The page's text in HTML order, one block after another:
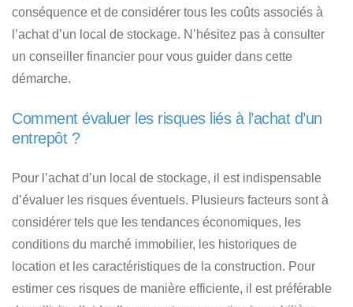
conséquence et de considérer tous les coûts associés à
l’achat d’un local de stockage. N’hésitez pas à consulter
un conseiller financier pour vous guider dans cette
démarche.
Comment évaluer les risques liés à l’achat d’un
entrepôt ?
Pour l’achat d’un local de stockage, il est indispensable
d’évaluer les risques éventuels. Plusieurs facteurs sont à
considérer tels que les tendances économiques, les
conditions du marché immobilier, les historiques de
location et les caractéristiques de la construction. Pour
estimer ces risques de manière efficiente, il est préférable